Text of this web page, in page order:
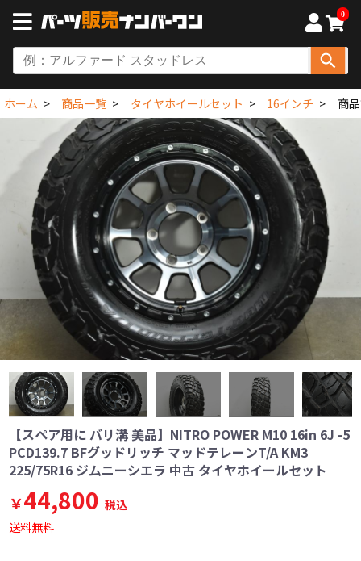
0
ホーム 商品一覧 タイヤホイールセット 16インチ 商
【スペア用に バリ溝 美品】NITRO POWER M10 16in 6J -5
PCD139.7 BFグッドリッチ マッドテレーンT/A KM3
225/75R16 ジムニーシエラ 中古 タイヤホイールセット
￥44,800 税込
送料無料